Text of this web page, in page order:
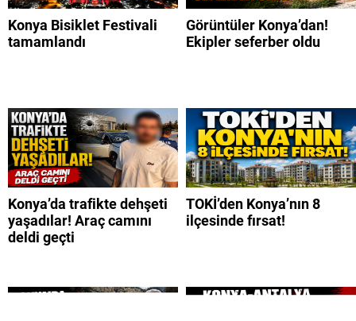
Konya Bisiklet Festivali
tamamlandı
Görüntüler Konya’dan!
Ekipler seferber oldu
Konya’da trafikte dehşeti
yaşadılar! Araç camını
deldi geçti
TOKİ’den Konya’nın 8
ilçesinde fırsat!